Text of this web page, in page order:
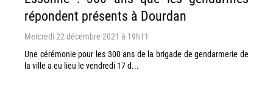
répondent présents à Dourdan
Mercredi 22 décembre 2021 à 19h11
Une cérémonie pour les 300 ans de la brigade de gendarmerie de
la ville a eu lieu le vendredi 17 d...